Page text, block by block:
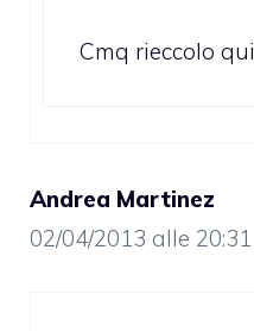
Cmq rieccolo qui
Andrea Martinez
02/04/2013 alle 20:31